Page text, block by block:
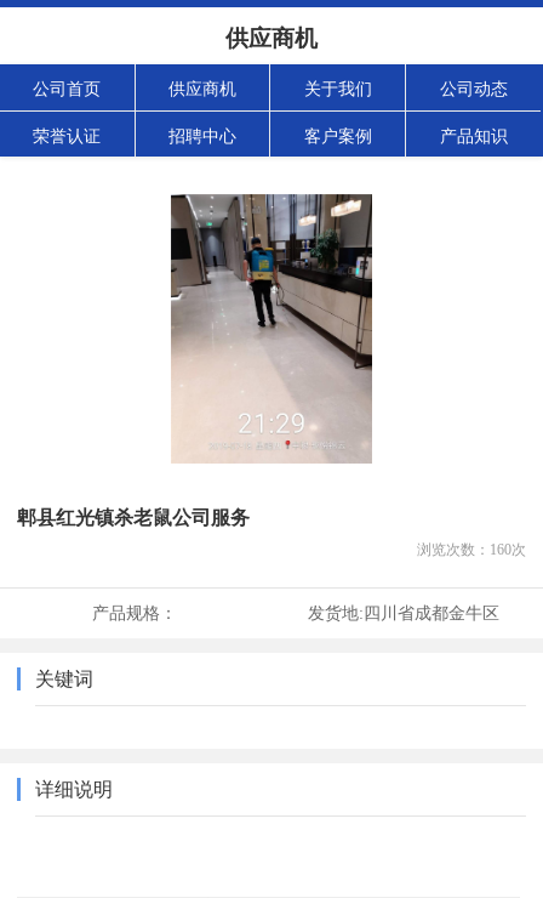
供应商机
公司首页 供应商机 关于我们 公司动态
荣誉认证 招聘中心 客户案例 产品知识
郫县红光镇杀老鼠公司服务
浏览次数： 160次
产品规格： 发货地:四川省成都金牛区
关键词
详细说明